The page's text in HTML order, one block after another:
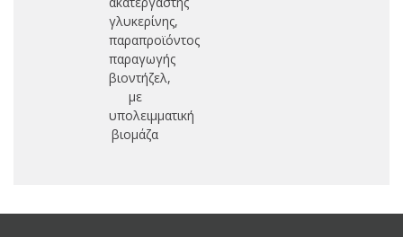
γλυκερίνης,
παραπροϊόντος
παραγωγής
βιοντήζελ,
με
υπολειμματική
βιομάζα